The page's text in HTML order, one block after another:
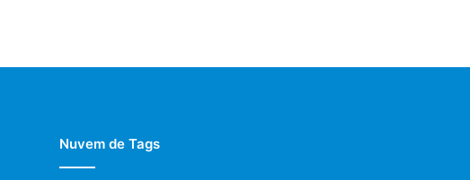
Nuvem de Tags